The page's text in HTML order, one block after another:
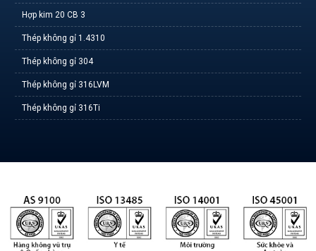
Hợp kim 20 CB 3
Thép không gỉ 1.4310
Thép không gỉ 304
Thép không gỉ 316LVM
Thép không gỉ 316Ti